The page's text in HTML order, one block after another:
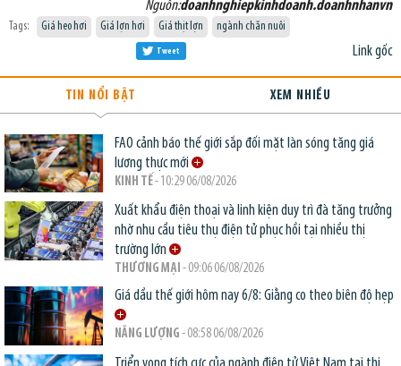
Nguồn:doanhnghiepkinhdoanh.doanhnhanvn
Tags: Giá heo hơi Giá lợn hơi Giá thịt lợn ngành chăn nuôi
Link gốc
Tweet
TIN NỔI BẬT XEM NHIỀU
FAO cảnh báo thế giới sắp đối mặt làn sóng tăng giá
lương thực mới
KINH TẾ- 10:29 06/08/2026
Xuất khẩu điện thoại và linh kiện duy trì đà tăng trưởng
nhờ nhu cầu tiêu thụ điện tử phục hồi tại nhiều thị
trường lớn
THƯƠNG MẠI - 09:06 06/08/2026
Giá dầu thế giới hôm nay 6/8: Giằng co theo biên độ hẹp
NĂNG LƯỢNG - 08:58 06/08/2026